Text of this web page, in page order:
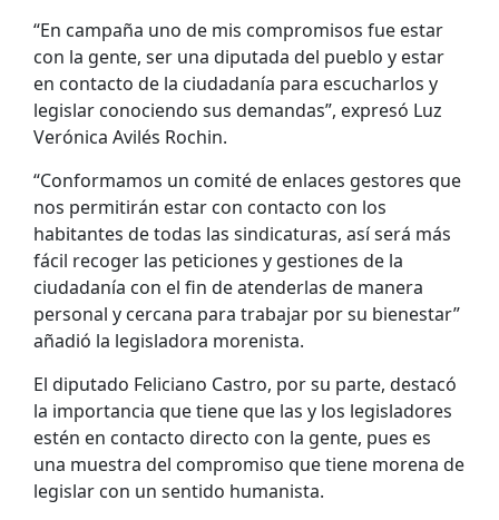
“En campaña uno de mis compromisos fue estar
con la gente, ser una diputada del pueblo y estar
en contacto de la ciudadanía para escucharlos y
legislar conociendo sus demandas”, expresó Luz
Verónica Avilés Rochin.
“Conformamos un comité de enlaces gestores que
nos permitirán estar con contacto con los
habitantes de todas las sindicaturas, así será más
fácil recoger las peticiones y gestiones de la
ciudadanía con el fin de atenderlas de manera
personal y cercana para trabajar por su bienestar”
añadió la legisladora morenista.
El diputado Feliciano Castro, por su parte, destacó
la importancia que tiene que las y los legisladores
estén en contacto directo con la gente, pues es
una muestra del compromiso que tiene morena de
legislar con un sentido humanista.